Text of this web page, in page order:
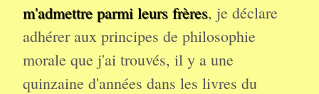
m'admettre parmi leurs frères, je déclare
adhérer aux principes de philosophie
morale que j'ai trouvés, il y a une
quinzaine d'années dans les livres du